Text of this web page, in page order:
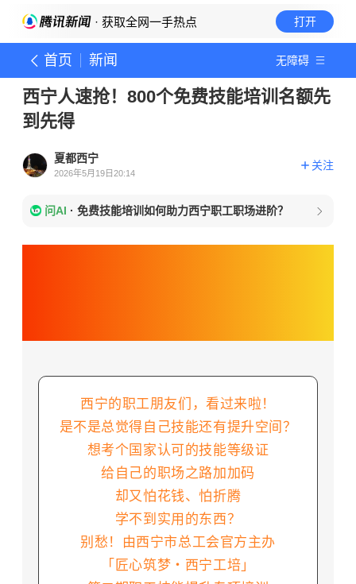
· 获取全网一手热点 打开
首页 新闻 无障碍
西宁人速抢！800个免费技能培训名额先
到先得
夏都西宁
2026年5月19日20:14
关注
问AI · 免费技能培训如何助力西宁职工职场进阶？
西宁的职工朋友们，看过来啦！
是不是总觉得自己技能还有提升空间？
想考个国家认可的技能等级证
给自己的职场之路加加码
却又怕花钱、怕折腾
学不到实用的东西？
别愁！由西宁市总工会官方主办
「匠心筑梦・西宁工培 」